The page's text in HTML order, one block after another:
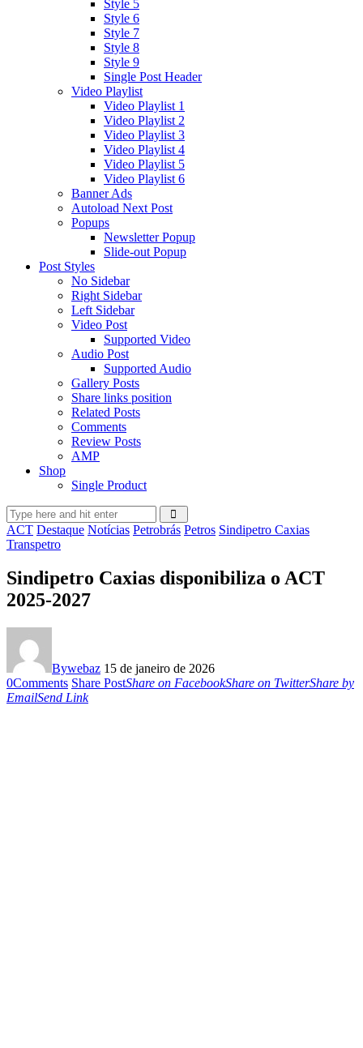
Style 5
Style 6
Style 7
Style 8
Style 9
Single Post Header
Video Playlist
Video Playlist 1
Video Playlist 2
Video Playlist 3
Video Playlist 4
Video Playlist 5
Video Playlist 6
Banner Ads
Autoload Next Post
Popups
Newsletter Popup
Slide-out Popup
Post Styles
No Sidebar
Right Sidebar
Left Sidebar
Video Post
Supported Video
Audio Post
Supported Audio
Gallery Posts
Share links position
Related Posts
Comments
Review Posts
AMP
Shop
Single Product
ACT Destaque Notícias Petrobrás Petros Sindipetro Caxias
Transpetro
Sindipetro Caxias disponibiliza o ACT
2025-2027
Bywebaz 15 de janeiro de 2026
0Comments Share PostShare on FacebookShare on TwitterShare by
EmailSend Link